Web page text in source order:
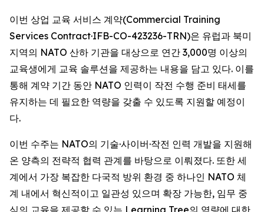
이번 상업 교육 서비스 계약(Commercial Training
Services Contract·IFB-CO-423236-TRN)은 유럽과 북미
지역의 NATO 산하 기관을 대상으로 연간 3,000명 이상의
교육생에게 교육 솔루션을 제공하는 내용을 담고 있다. 이를
통해 계약 기간 동안 NATO 인력이 작전 수행 준비 태세를
유지하는 데 필요한 역량을 갖출 수 있도록 지원할 예정이
다.
이번 수주는 NATO의 기술·사이버·작전 인력 개발을 지원해
온 양측의 전략적 협력 관계를 바탕으로 이뤄졌다. 또한 세
계에서 가장 복잡한 다국적 방위 환경 중 하나인 NATO 체
계 내에서 혁신적이고 일관성 있으며 확장 가능한, 임무 중
심의 교육을 제공할 수 있는 Learning Tree의 역량에 대한